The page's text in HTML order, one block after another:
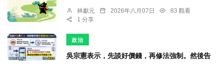
林獻元 2026年八月07日
83 觀看
1 分享
政治
吳宗憲表示，先談好價錢，再修法強制。然後告